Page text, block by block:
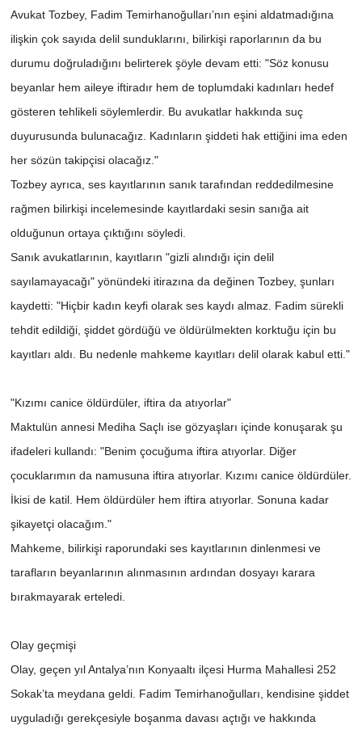
Avukat Tozbey, Fadim Temirhanoğulları’nın eşini aldatmadığına
ilişkin çok sayıda delil sunduklarını, bilirkişi raporlarının da bu
durumu doğruladığını belirterek şöyle devam etti: "Söz konusu
beyanlar hem aileye iftiradır hem de toplumdaki kadınları hedef
gösteren tehlikeli söylemlerdir. Bu avukatlar hakkında suç
duyurusunda bulunacağız. Kadınların şiddeti hak ettiğini ima eden
her sözün takipçisi olacağız."
Tozbey ayrıca, ses kayıtlarının sanık tarafından reddedilmesine
rağmen bilirkişi incelemesinde kayıtlardaki sesin sanığa ait
olduğunun ortaya çıktığını söyledi.
Sanık avukatlarının, kayıtların "gizli alındığı için delil
sayılamayacağı" yönündeki itirazına da değinen Tozbey, şunları
kaydetti: "Hiçbir kadın keyfi olarak ses kaydı almaz. Fadim sürekli
tehdit edildiği, şiddet gördüğü ve öldürülmekten korktuğu için bu
kayıtları aldı. Bu nedenle mahkeme kayıtları delil olarak kabul etti."
"Kızımı canice öldürdüler, iftira da atıyorlar"
Maktulün annesi Mediha Saçlı ise gözyaşları içinde konuşarak şu
ifadeleri kullandı: "Benim çocuğuma iftira atıyorlar. Diğer
çocuklarımın da namusuna iftira atıyorlar. Kızımı canice öldürdüler.
İkisi de katil. Hem öldürdüler hem iftira atıyorlar. Sonuna kadar
şikayetçi olacağım."
Mahkeme, bilirkişi raporundaki ses kayıtlarının dinlenmesi ve
tarafların beyanlarının alınmasının ardından dosyayı karara
bırakmayarak erteledi.
Olay geçmişi
Olay, geçen yıl Antalya’nın Konyaaltı ilçesi Hurma Mahallesi 252
Sokak’ta meydana geldi. Fadim Temirhanoğulları, kendisine şiddet
uyguladığı gerekçesiyle boşanma davası açtığı ve hakkında